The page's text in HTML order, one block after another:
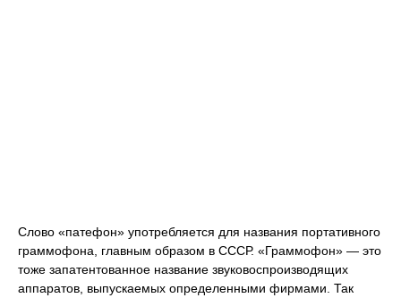
Слово «патефон» употребляется для названия портативного
граммофона, главным образом в СССР. «Граммофон» — это
тоже запатентованное название звуковоспроизводящих
аппаратов, выпускаемых определенными фирмами. Так